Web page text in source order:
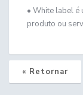
• White label é
produto ou
« Retornar